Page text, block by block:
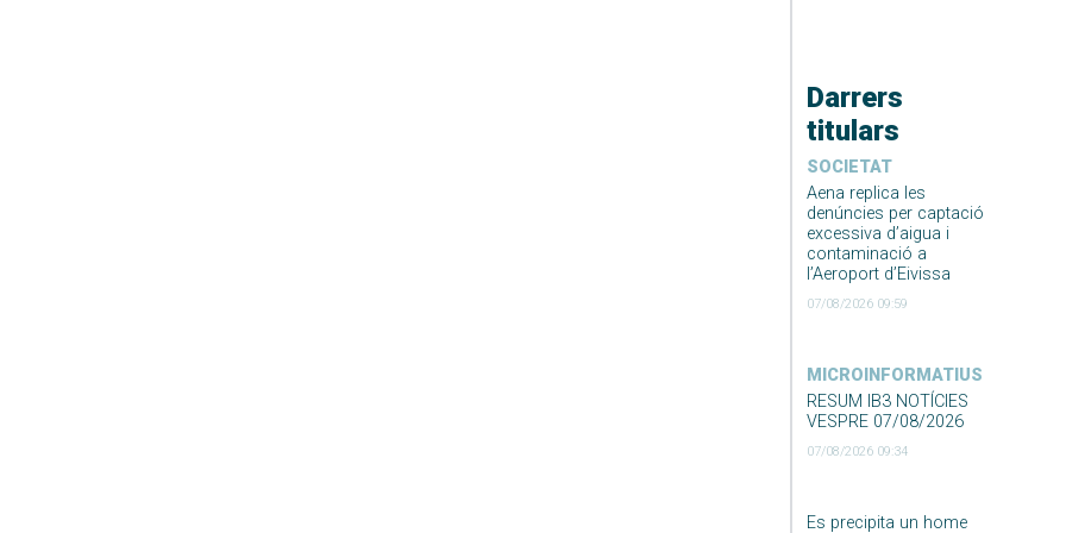
Darrers
titulars
SOCIETAT
Aena replica les
denúncies per captació
excessiva d’aigua i
contaminació a
l’Aeroport d’Eivissa
07/08/2026 09:59
MICROINFORMATIUS
RESUM IB3 NOTÍCIES
VESPRE 07/08/2026
07/08/2026 09:34
Es precipita un home